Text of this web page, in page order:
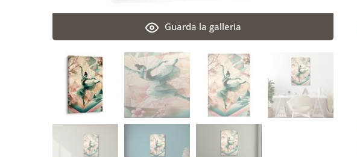
Guarda la galleria